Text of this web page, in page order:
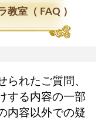
教室（ FAQ ）
られたご質問、
する内容の一部
内容以外での疑